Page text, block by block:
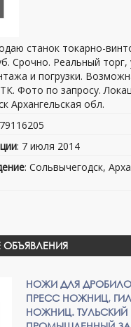
станок токарно-
Срочно. Реальный
и погрузки.
Фото по запросу.
Архангельская обл.
: 7 июля 2014
: Сольвычегодск,
НОЖИ ДЛЯ
ПРЕСС НОЖНИЦ,
НОЖНИЦ. ТУЛЬСКИЙ